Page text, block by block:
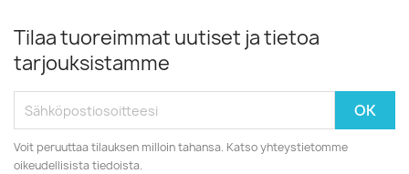
Tilaa tuoreimmat uutiset ja tietoa
tarjouksistamme
Voit peruuttaa tilauksen milloin tahansa. Katso yhteystietomme
oikeudellisista tiedoista.